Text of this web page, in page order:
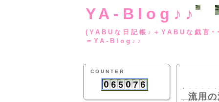
YA-Blog♪♪
(YABUな日記帳♪
＝YA-Blog♪♪
COUNTER
流用